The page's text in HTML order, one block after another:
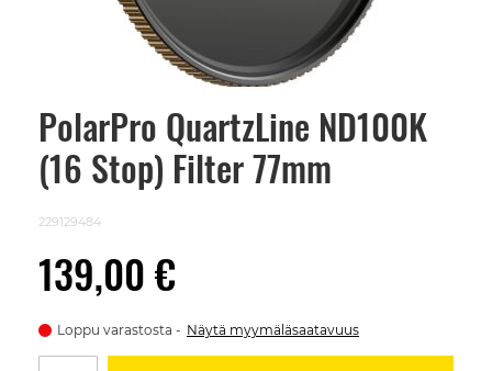
PolarPro QuartzLine ND100K
(16 Stop) Filter 77mm
229129484
139,00 €
Loppu varastosta Näytä myymäläsaatavuus
Skip
beginning
images